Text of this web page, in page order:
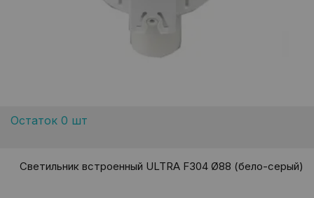
Остаток 0 шт
Светильник встроенный ULTRA F304 Ø88 (бело-серый)